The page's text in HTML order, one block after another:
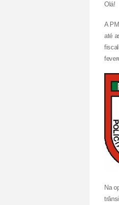
Olá!
A
até
Na